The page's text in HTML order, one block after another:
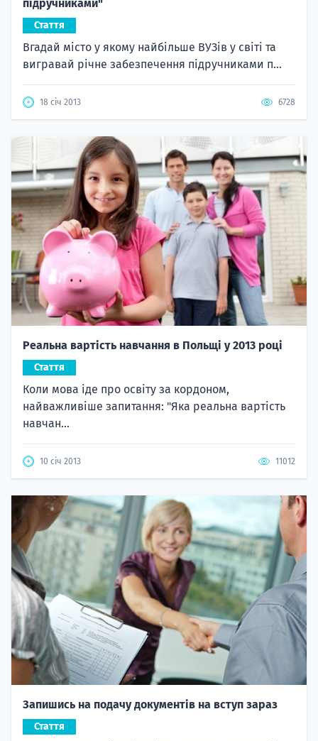
підручниками"
Стаття
Вгадай місто у якому найбільше ВУЗів у світі та
вигравай річне забезпечення підручниками п...
18 січ 2013 6728
Реальна вартість навчання в Польщі у 2013 році
Стаття
Коли мова іде про освіту за кордоном,
найважливіше запитання: "Яка реальна вартість
навчан...
10 січ 2013 11012
Запишись на подачу документів на вступ зараз
Стаття